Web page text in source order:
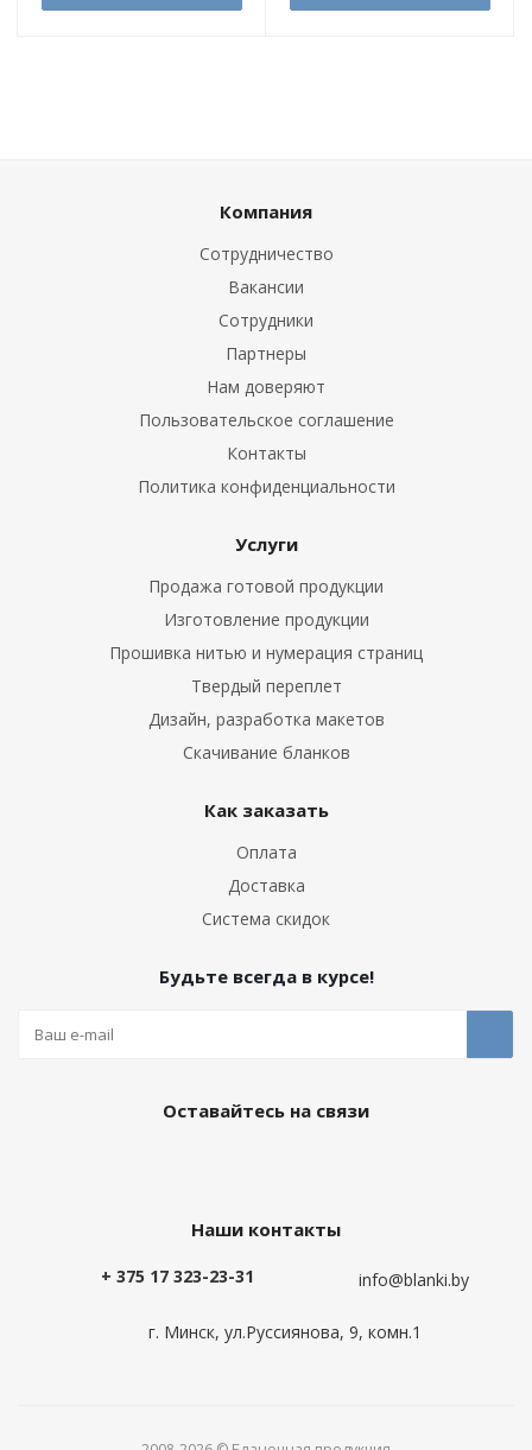
Компания
Сотрудничество
Вакансии
Сотрудники
Партнеры
Нам доверяют
Пользовательское соглашение
Контакты
Политика конфиденциальности
Услуги
Продажа готовой продукции
Изготовление продукции
Прошивка нитью и нумерация страниц
Твердый переплет
Дизайн, разработка макетов
Скачивание бланков
Как заказать
Оплата
Доставка
Система скидок
Будьте всегда в курсе!
Оставайтесь на связи
Наши контакты
+ 375 17 323-23-31 info@blanki.by
г. Минск, ул.Руссиянова, 9, комн.1